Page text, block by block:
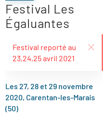
Festival Les
Égaluantes
Festival reporté au
23,24,25 avril 2021
Les 27, 28 et 29 novembre
2020, Carentan-les-Marais
(50)